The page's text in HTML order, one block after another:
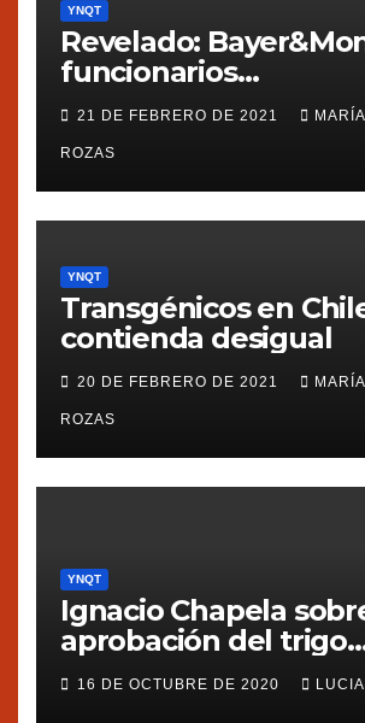
YNQT
Revelado:
funcionarios
estadounidenses
presionaron a México
21 DE FEBRERO DE 2021
ROZAS
YNQT
Transgénicos en
contienda desigual
20 DE FEBRERO DE 2021
ROZAS
YNQT
Ignacio Chapela
aprobación del trigo
transgénico en
16 DE OCTUBRE DE 2020 LUCIA